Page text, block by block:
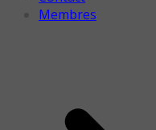
Membres